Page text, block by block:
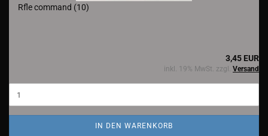
Rfle command (10)
3,45 EUR
inkl. 19% MwSt. zzgl. Versand
IN DEN WARENKORB